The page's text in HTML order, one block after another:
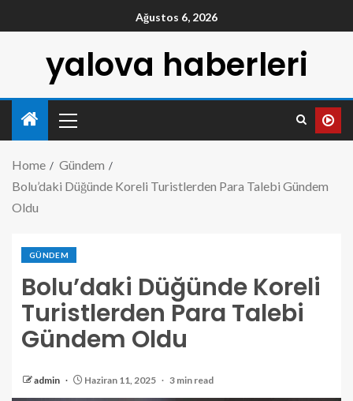
Ağustos 6, 2026
yalova haberleri
Home
Gündem
Bolu’daki Düğünde Koreli Turistlerden Para Talebi Gündem
Oldu
GÜNDEM
Bolu’daki Düğünde Koreli
Turistlerden Para Talebi
Gündem Oldu
admin Haziran 11, 2025 3 min read